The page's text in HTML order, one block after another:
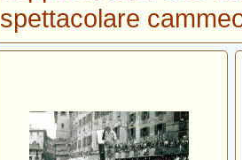
spettacolare